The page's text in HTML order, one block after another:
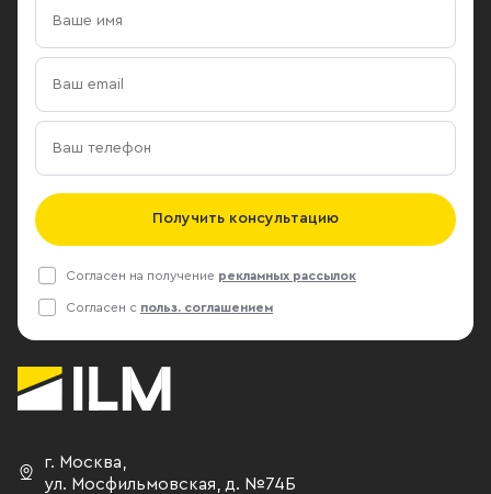
Получить консультацию
Согласен на получение рекламных рассылок
Согласен с польз. соглашением
г. Москва
ул. Мосфильмовская,
д. №74Б